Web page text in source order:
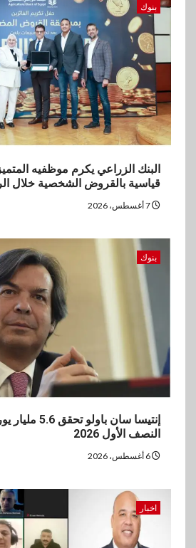
5
بنك مصر يشارك
العالمي للشباب
العروض المجانية
بنوك
البنك الزراعي يكرم موظفيه
قياسية بالقروض الشخصية خلال الربع
بنوك
إنتيسا سان
النصف الأول 2026
اخبار